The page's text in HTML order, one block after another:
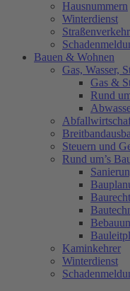
Hausnummern
Winterdienst
Bauen & Wohnen
Gas, Wasser,
Gas &
Rund
Steuern und
Rund um’s
Baurecht
Kaminkehrer
Winterdienst